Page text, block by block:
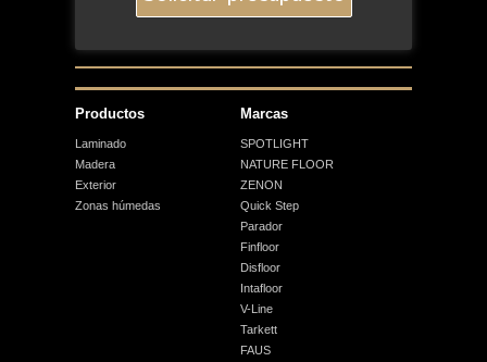
Productos
Laminado
Madera
Exterior
Zonas húmedas
Marcas
SPOTLIGHT
NATURE FLOOR
ZENON
Quick Step
Parador
Finfloor
Disfloor
Intafloor
V-Line
Tarkett
FAUS